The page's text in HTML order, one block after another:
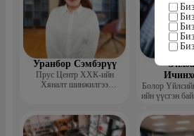
Уранбор Сэмбэрүү
Прус Центр ХХК-ийн
Хяналт шинжилгээ
тогтолцооны хэрэгжүүлэгч
Болор
ийн үүсгэн
төвийн